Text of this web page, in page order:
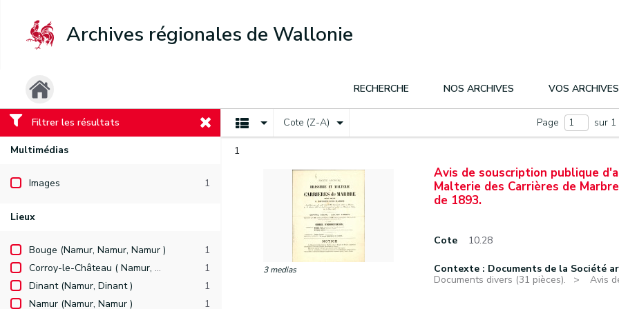
Archives régionales de Wallonie
RECHERCHE NOS ARCHIVES VOS ARCHIVES
Filtrer les résultats
Multimédias
Images 1
Lieux
Bouge (Namur, Namur, Namur )
1
Corroy-le-Château ( Namur, Namur, Gembloux )
1
Dinant (Namur, Dinant )
1
Namur (Namur, Namur )
1
Cote (Z-A) Page sur 1
1
3 medias
Avis de souscription publique
Malterie des Carrières de
de 1893.
Cote 10.28
Contexte : Documents de la Société
Documents divers (31 pièces).
Avis